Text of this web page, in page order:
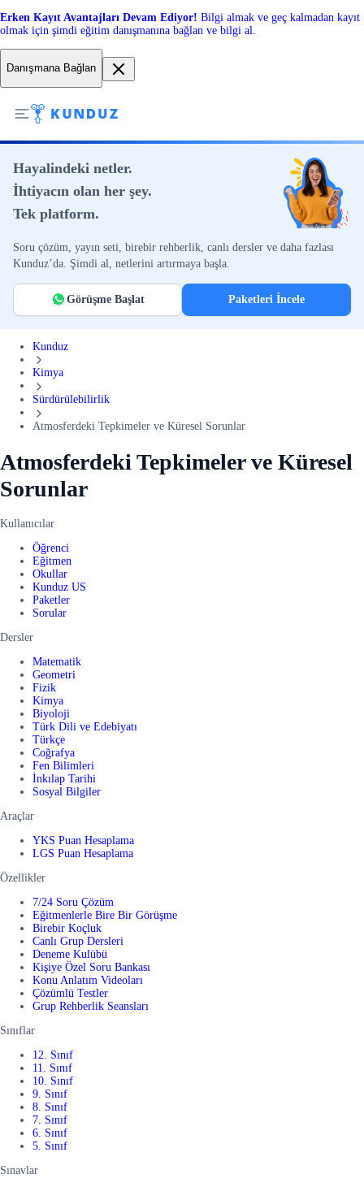
Erken Kayıt Avantajları Devam Ediyor! Bilgi almak ve geç kalmadan kayıt
olmak için şimdi eğitim danışmanına bağlan ve bilgi al.
Danışmana Bağlan
Hayalindeki netler.
İhtiyacın olan her şey.
Tek platform.
Soru çözüm, yayın seti, birebir rehberlik, canlı dersler ve daha fazlası
Kunduz’da. Şimdi al, netlerini artırmaya başla.
Görüşme Başlat Paketleri İncele
Kunduz
Kimya
Sürdürülebilirlik
Atmosferdeki Tepkimeler ve Küresel Sorunlar
Atmosferdeki Tepkimeler ve Küresel
Sorunlar
Kullanıcılar
Öğrenci
Eğitmen
Okullar
Kunduz US
Paketler
Sorular
Dersler
Matematik
Geometri
Fizik
Kimya
Biyoloji
Türk Dili ve Edebiyatı
Türkçe
Coğrafya
Fen Bilimleri
İnkılap Tarihi
Sosyal Bilgiler
Araçlar
YKS Puan Hesaplama
LGS Puan Hesaplama
Özellikler
7/24 Soru Çözüm
Eğitmenlerle Bire Bir Görüşme
Birebir Koçluk
Canlı Grup Dersleri
Deneme Kulübü
Kişiye Özel Soru Bankası
Konu Anlatım Videoları
Çözümlü Testler
Grup Rehberlik Seansları
Sınıflar
12. Sınıf
11. Sınıf
10. Sınıf
9. Sınıf
8. Sınıf
7. Sınıf
6. Sınıf
5. Sınıf
Sınavlar